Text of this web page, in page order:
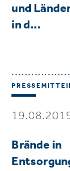
und
in d…
Brände in